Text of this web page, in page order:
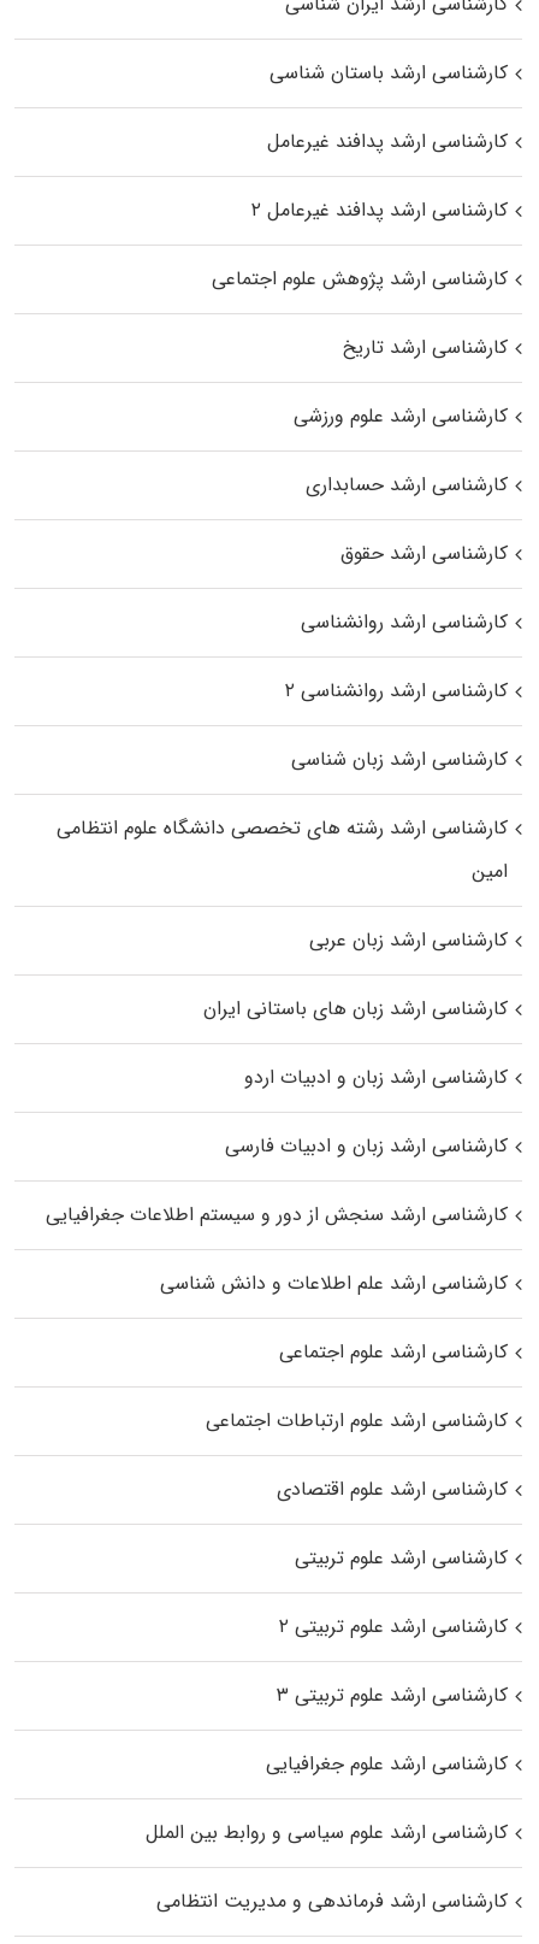
کارشناسی ارشد باستان شناسی
کارشناسی ارشد پدافند غیرعامل
کارشناسی ارشد پدافند غیرعامل ۲
کارشناسی ارشد پژوهش علوم اجتماعی
کارشناسی ارشد تاریخ
کارشناسی ارشد علوم ورزشی
کارشناسی ارشد حسابداری
کارشناسی ارشد حقوق
کارشناسی ارشد روانشناسی
کارشناسی ارشد روانشناسی ۲
کارشناسی ارشد زبان شناسی
کارشناسی ارشد رﺷﺘﻪ ﻫﺎی تخصصی داﻧﺸﮕﺎه ﻋﻠﻮم انتظامی
اﻣﻴﻦ
کارشناسی ارشد زبان عربی
کارشناسی ارشد زبان‌ های باستانی ایران
کارشناسی ارشد زبان و ادبیات اردو
کارشناسی ارشد زبان و ادبیات فارسی
کارشناسی ارشد سنجش از دور و سیستم اطلاعات جغرافیایی
کارشناسی ارشد علم اطلاعات و دانش شناسی
کارشناسی ارشد علوم اجتماعی
کارشناسی ارشد علوم ارتباطات اجتماعی
کارشناسی ارشد علوم اقتصادی
کارشناسی ارشد علوم تربیتی
کارشناسی ارشد علوم تربیتی ۲
کارشناسی ارشد علوم تربیتی ۳
کارشناسی ارشد علوم جغرافیایی
کارشناسی ارشد علوم سیاسی و روابط بین الملل
کارشناسی ارشد فرماندهی و مدیریت انتظامی